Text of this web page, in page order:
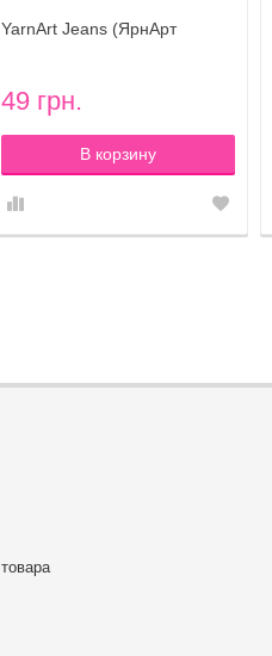
YarnArt Jeans (ЯрнАрт
49 грн.
В корзину